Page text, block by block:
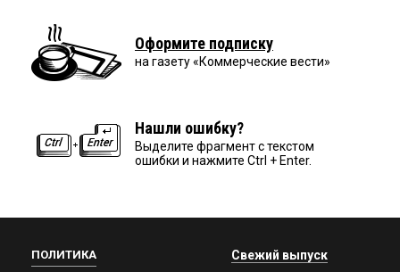
Оформите подписку
на газету «Коммерческие вести»
Нашли ошибку?
Выделите фрагмент с текстом
ошибки и нажмите Ctrl + Enter.
ПОЛИТИКА Свежий выпуск